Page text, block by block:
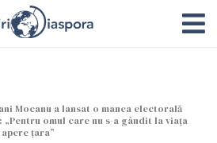
Mocanu a lansat o manea electorală
omul care nu s-a gândit la viața
țara”